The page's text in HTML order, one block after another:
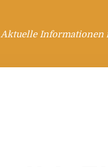
Aktuelle Informationen